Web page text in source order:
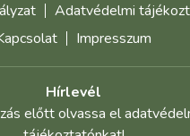
Adatvédelmi
Impresszum
Hírlevél
előtt olvassa el